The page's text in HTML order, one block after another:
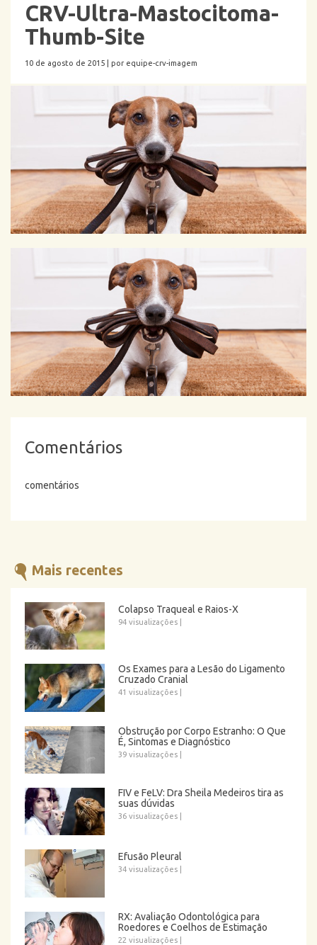
CRV-Ultra-Mastocitoma-
Thumb-Site
10 de agosto de 2015 | por equipe-crv-imagem
Comentários
comentários
Mais recentes
Colapso Traqueal e Raios-X
94 visualizações
Os Exames para a Lesão do Ligamento
Cruzado Cranial
41 visualizações
Obstrução por Corpo Estranho: O Que
É, Sintomas e Diagnóstico
39 visualizações
FIV e FeLV: Dra Sheila Medeiros tira as
suas dúvidas
36 visualizações
Efusão Pleural
34 visualizações
RX: Avaliação Odontológica para
Roedores e Coelhos de Estimação
22 visualizações